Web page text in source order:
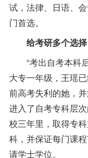
试，法律、日语、
门首选。
给考研多个选择
“考出自考本科后
大专一年级，王瑶
前高考失利的她，
进入了自考专科层
校三年里，取得专
科，并保证每门课
请学士学位。